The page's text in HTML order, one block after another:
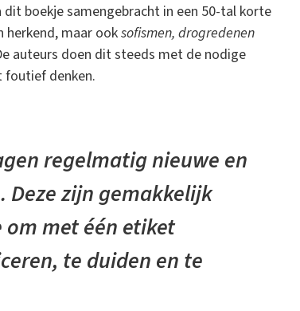
boekje samengebracht in een 50-tal korte
herkend, maar ooksofismen, drogredenen
auteurs doen dit steeds met de nodige
denken.
regelmatig nieuwe en
zijn gemakkelijk
met één etiket
te duiden en te